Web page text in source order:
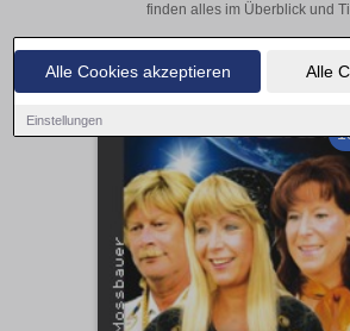
Alle Cookies akzeptieren Alle
Einstellungen
finden alles im Überblick und